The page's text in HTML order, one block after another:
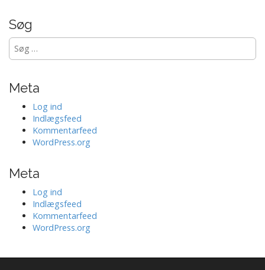
Søg
Søg
efter:
Meta
Log ind
Indlægsfeed
Kommentarfeed
WordPress.org
Meta
Log ind
Indlægsfeed
Kommentarfeed
WordPress.org